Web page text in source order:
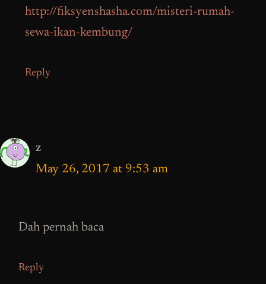
http://fiksyenshasha.com/misteri-rumah-
sewa-ikan-kembung/
Reply
z
May 26, 2017 at 9:53 am
Dah pernah baca
Reply